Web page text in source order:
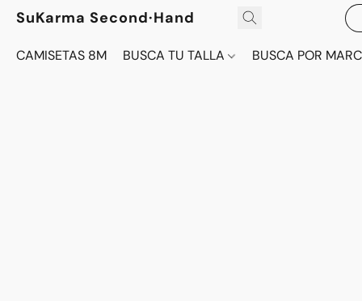
SuKarma Second·Hand
CAMISETAS 8M BUSCA TU TALLA BUSCA POR